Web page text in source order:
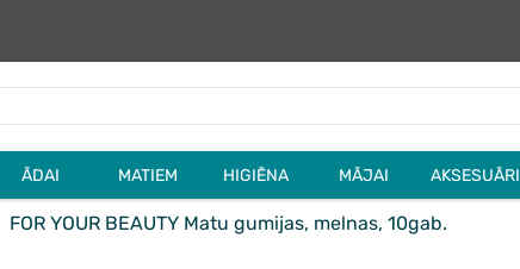
ĀDAI MATIEM HIGIĒNA MĀJAI AKSESUĀRI
FOR YOUR BEAUTY Matu gumijas, melnas, 10gab.